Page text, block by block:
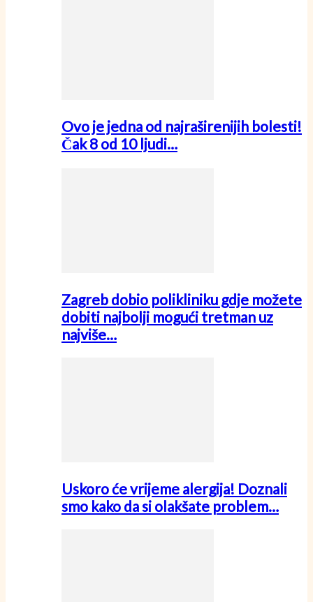
Ovo je jedna od najraširenijih bolesti!
Čak 8 od 10 ljudi…
Zagreb dobio polikliniku gdje možete
dobiti najbolji mogući tretman uz
najviše…
Uskoro će vrijeme alergija! Doznali
smo kako da si olakšate problem…